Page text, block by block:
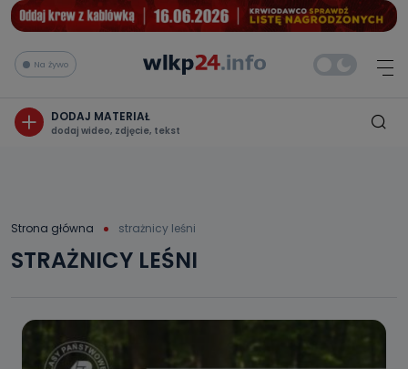
Na żywo
DODAJ MATERIAŁ
dodaj wideo, zdjęcie, tekst
Strona główna strażnicy leśni
STRAŻNICY LEŚNI